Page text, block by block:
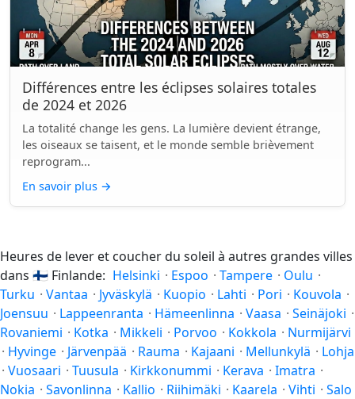
Différences entre les éclipses solaires totales
de 2024 et 2026
La totalité change les gens. La lumière devient étrange,
les oiseaux se taisent, et le monde semble brièvement
reprogram...
En savoir plus →
Heures de lever et coucher du soleil à autres grandes villes
dans 🇫🇮 Finlande: Helsinki · Espoo · Tampere · Oulu ·
Turku · Vantaa · Jyväskylä · Kuopio · Lahti · Pori · Kouvola ·
Joensuu · Lappeenranta · Hämeenlinna · Vaasa · Seinäjoki ·
Rovaniemi · Kotka · Mikkeli · Porvoo · Kokkola · Nurmijärvi
· Hyvinge · Järvenpää · Rauma · Kajaani · Mellunkylä · Lohja
· Vuosaari · Tuusula · Kirkkonummi · Kerava · Imatra ·
Nokia · Savonlinna · Kallio · Riihimäki · Kaarela · Vihti · Salo